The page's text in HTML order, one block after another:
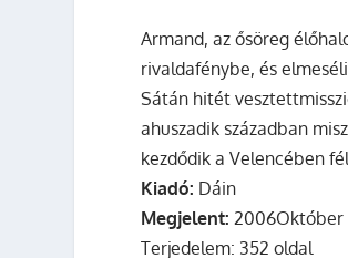
Armand, az ősöreg
rivaldafénybe, és
Sátán hitét
ahuszadik században
kezdődik a Velencében
Kiadó: Dáin
Megjelent: 2006Október
Terjedelem: 352 oldal